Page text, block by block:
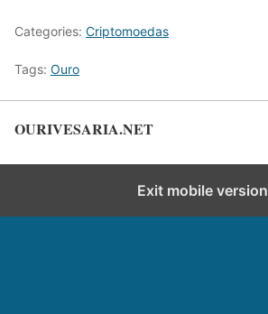
Categories: Criptomoedas
Tags: Ouro
OURIVESARIA.NET
Exit mobile version